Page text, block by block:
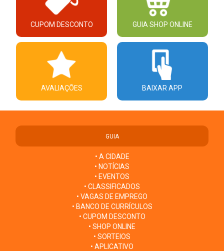
CUPOM DESCONTO GUIA SHOP ONLINE
AVALIAÇÕES BAIXAR APP
GUIA
• A CIDADE
• NOTÍCIAS
• EVENTOS
• CLASSIFICADOS
• VAGAS DE EMPREGO
• BANCO DE CURRÍCULOS
• CUPOM DESCONTO
• SHOP ONLINE
• SORTEIOS
• APLICATIVO